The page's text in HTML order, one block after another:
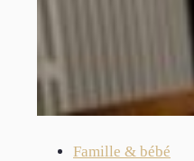
Famille & bébé